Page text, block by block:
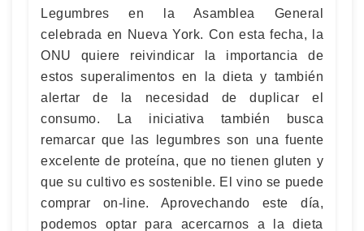
Legumbres en la Asamblea General
celebrada en Nueva York. Con esta fecha, la
ONU quiere reivindicar la importancia de
estos superalimentos en la dieta y también
alertar de la necesidad de duplicar el
consumo. La iniciativa también busca
remarcar que las legumbres son una fuente
excelente de proteína, que no tienen gluten y
que su cultivo es sostenible. El vino se puede
comprar on-line. Aprovechando este día,
podemos optar para acercarnos a la dieta